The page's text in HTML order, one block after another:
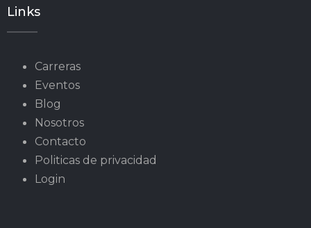
Links
Carreras
Eventos
Blog
Nosotros
Contacto
Politicas de privacidad
Login